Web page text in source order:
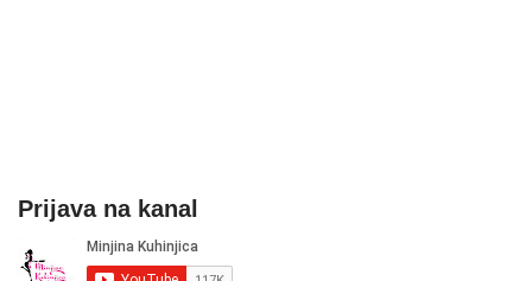
Prijava na kanal